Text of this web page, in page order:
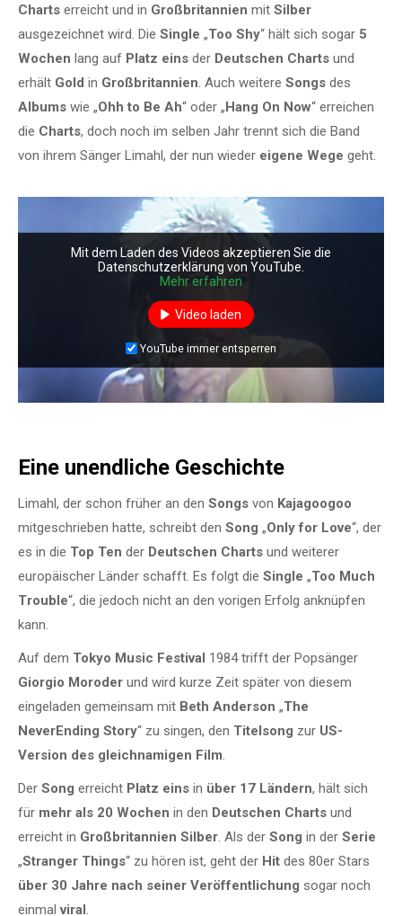
Charts erreicht und in Großbritannien mit Silber
ausgezeichnet wird. Die Single „Too Shy“ hält sich sogar 5
Wochen lang auf Platz eins der Deutschen Charts und
erhält Gold in Großbritannien. Auch weitere Songs des
Albums wie „Ohh to Be Ah“ oder „Hang On Now“ erreichen
die Charts, doch noch im selben Jahr trennt sich die Band
von ihrem Sänger Limahl, der nun wieder eigene Wege geht.
Mit dem Laden des Videos akzeptieren Sie die
Datenschutzerklärung von YouTube.
Mehr erfahren
Video laden
YouTube immer entsperren
Eine unendliche Geschichte
Limahl, der schon früher an den Songs von Kajagoogoo
mitgeschrieben hatte, schreibt den Song „Only for Love“, der
es in die Top Ten der Deutschen Charts und weiterer
europäischer Länder schafft. Es folgt die Single „Too Much
Trouble“, die jedoch nicht an den vorigen Erfolg anknüpfen
kann.
Auf dem Tokyo Music Festival 1984 trifft der Popsänger
Giorgio Moroder und wird kurze Zeit später von diesem
eingeladen gemeinsam mit Beth Anderson „The
NeverEnding Story“ zu singen, den Titelsong zur US-
Version des gleichnamigen Film.
Der Song erreicht Platz eins in über 17 Ländern, hält sich
für mehr als 20 Wochen in den Deutschen Charts und
erreicht in Großbritannien Silber. Als der Song in der Serie
„Stranger Things“ zu hören ist, geht der Hit des 80er Stars
über 30 Jahre nach seiner Veröffentlichung sogar noch
einmalviral.